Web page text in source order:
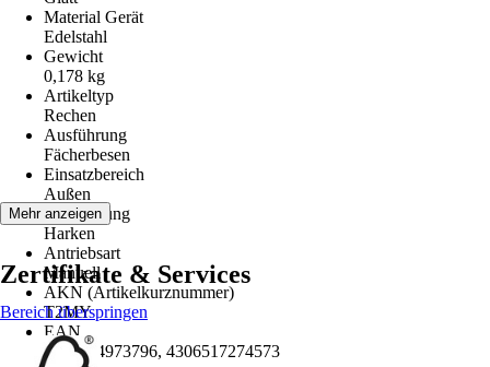
Material Gerät
Edelstahl
Gewicht
0,178 kg
Artikeltyp
Rechen
Ausführung
Fächerbesen
Einsatzbereich
Außen
Anwendung
Harken
Antriebsart
Manuell
AKN (Artikelkurznummer)
T2MY
EAN
2007004973796, 4306517274573
Mehr anzeigen
Zertifikate & Services
Bereich überspringen